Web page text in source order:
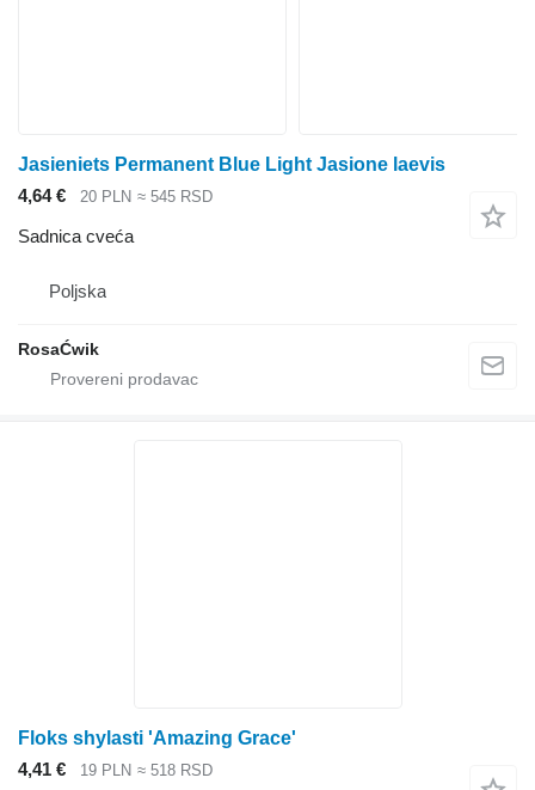
Јasieniets Permanent Blue Light Јasione laevis
4,64 €
20 PLN ≈ 545 RSD
Sadnica cveća
Poljska
RosaĆwik
Floks shylasti 'Amazing Grace'
4,41 €
19 PLN ≈ 518 RSD